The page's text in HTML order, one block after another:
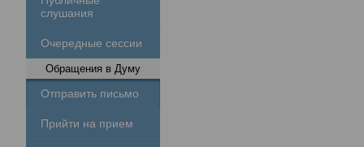
слушания
Очередные сессии
Обращения в Думу
Отправить письмо
Прийти на прием